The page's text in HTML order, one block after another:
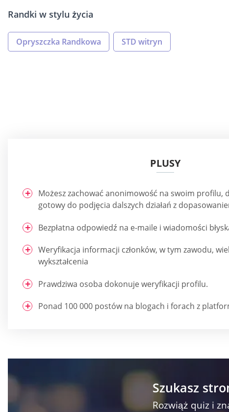
Randki w stylu życia
Opryszczka Randkowa STD witryn
PLUSY
Możesz zachować anonimowość na swoim profilu,
gotowy do podjęcia dalszych działań z
Bezpłatna odpowiedź na e-maile i wiadomości
Weryfikacja informacji członków, w tym zawodu,
wykształcenia
Prawdziwa osoba dokonuje weryfikacji profilu.
Ponad 100 000 postów na blogach i forach z
Szukasz
Rozwiąż quiz i